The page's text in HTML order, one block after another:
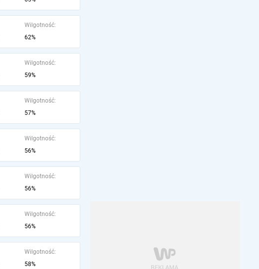
Wilgotność:
62%
Wilgotność:
59%
Wilgotność:
57%
Wilgotność:
56%
Wilgotność:
56%
Wilgotność:
56%
Wilgotność:
58%